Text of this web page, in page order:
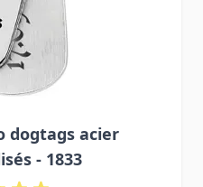
dogtags acier
- 1833